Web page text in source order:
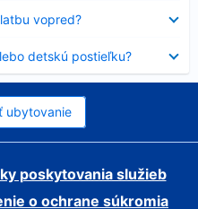
vopred?
detskú postieľku?
ubytovanie
poskytovania služieb
o ochrane súkromia